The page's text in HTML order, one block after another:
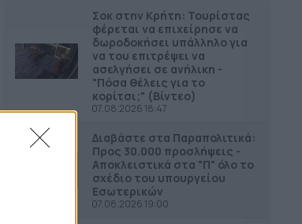
Σοκ στην Κρήτη: Τουρίστας
φέρεται να επιχείρησε να
δωροδοκήσει υπάλληλο για
να του επιτρέψει να
ασελγήσει σε ανήλικη -
"Πόσα θέλεις για το
κορίτσι;" (Βίντεο)
07.08.2026 18:47
Διαβάστε στα Παραπολιτικά:
Προς 30.000 προσλήψεις -
Αποκλειστικά στα "Π" όλο το
σχέδιο του υπουργείου
Εσωτερικών
07.08.2026 19:00